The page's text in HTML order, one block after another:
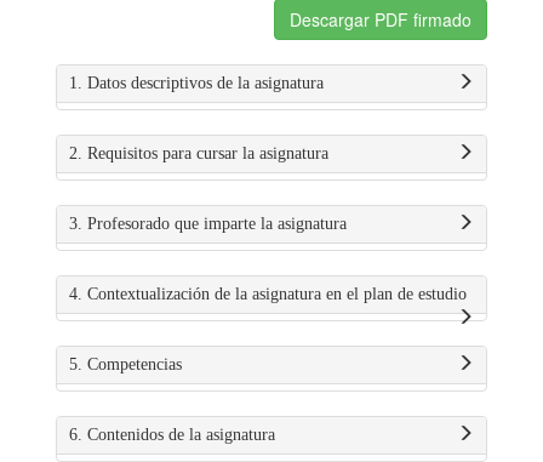
Descargar PDF firmado
1. Datos descriptivos de la asignatura
2. Requisitos para cursar la asignatura
3. Profesorado que imparte la asignatura
4. Contextualización de la asignatura en el plan de estudio
5. Competencias
6. Contenidos de la asignatura